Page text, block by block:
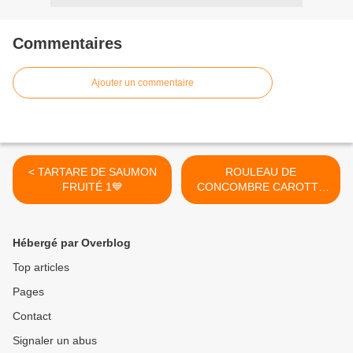
Commentaires
Ajouter un commentaire
< TARTARE DE SAUMON
FRUITÉ 1💙
ROULEAU DE
CONCOMBRE CAROTTE
COURGETTE FROMAGE
Hébergé par Overblog
Top articles
Pages
Contact
Signaler un abus